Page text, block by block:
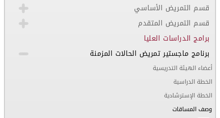
قسم التمريض الأساسي
قسم التمريض المتقدم
برامج الدراسات العليا
برنامج ماجستير تمريض الحالات المزمنة
أعضاء الهيئة التدريسية
الخطة الدراسية
الخطة الإسترشادية
وصف المساقات